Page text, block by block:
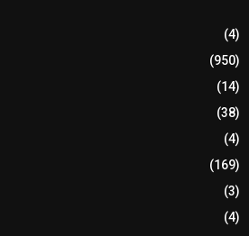
(4)
(950)
(14)
(38)
(4)
(169)
(3)
(4)